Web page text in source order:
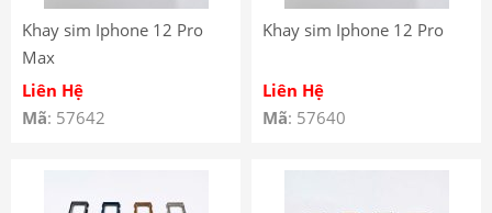
Khay sim Iphone 12 Pro
Max
Liên Hệ
Mã: 57642
Khay sim Iphone 12 Pro
Liên Hệ
Mã: 57640